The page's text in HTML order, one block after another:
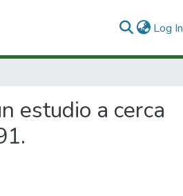
Log In
estudio a cerca